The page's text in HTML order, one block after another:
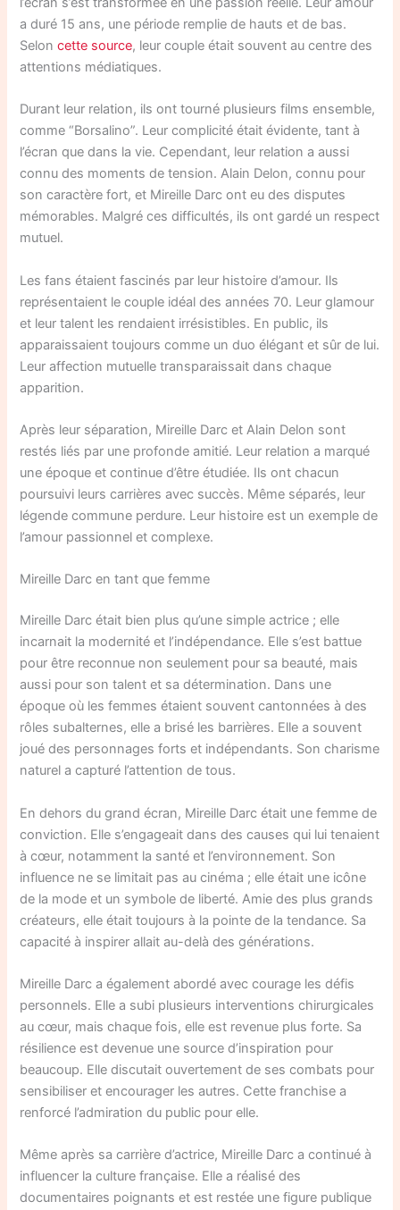
a duré 15 ans, une période remplie de hauts et de bas.
Seloncette source, leur couple était souvent au centre des
attentions médiatiques.
Durant leur relation, ils ont tourné plusieurs films ensemble,
comme “Borsalino”. Leur complicité était évidente, tant à
l’écran que dans la vie. Cependant, leur relation a aussi
connu des moments de tension. Alain Delon, connu pour
son caractère fort, et Mireille Darc ont eu des disputes
mémorables. Malgré ces difficultés, ils ont gardé un respect
mutuel.
Les fans étaient fascinés par leur histoire d’amour. Ils
représentaient le couple idéal des années 70. Leur glamour
et leur talent les rendaient irrésistibles. En public, ils
apparaissaient toujours comme un duo élégant et sûr de lui.
Leur affection mutuelle transparaissait dans chaque
apparition.
Après leur séparation, Mireille Darc et Alain Delon sont
restés liés par une profonde amitié. Leur relation a marqué
une époque et continue d’être étudiée. Ils ont chacun
poursuivi leurs carrières avec succès. Même séparés, leur
légende commune perdure. Leur histoire est un exemple de
l’amour passionnel et complexe.
Mireille Darc en tant que femme
Mireille Darc était bien plus qu’une simple actrice ; elle
incarnait la modernité et l’indépendance. Elle s’est battue
pour être reconnue non seulement pour sa beauté, mais
aussi pour son talent et sa détermination. Dans une
époque où les femmes étaient souvent cantonnées à des
rôles subalternes, elle a brisé les barrières. Elle a souvent
joué des personnages forts et indépendants. Son charisme
naturel a capturé l’attention de tous.
En dehors du grand écran, Mireille Darc était une femme de
conviction. Elle s’engageait dans des causes qui lui tenaient
à cœur, notamment la santé et l’environnement. Son
influence ne se limitait pas au cinéma ; elle était une icône
de la mode et un symbole de liberté. Amie des plus grands
créateurs, elle était toujours à la pointe de la tendance. Sa
capacité à inspirer allait au-delà des générations.
Mireille Darc a également abordé avec courage les défis
personnels. Elle a subi plusieurs interventions chirurgicales
au cœur, mais chaque fois, elle est revenue plus forte. Sa
résilience est devenue une source d’inspiration pour
beaucoup. Elle discutait ouvertement de ses combats pour
sensibiliser et encourager les autres. Cette franchise a
renforcé l’admiration du public pour elle.
Même après sa carrière d’actrice, Mireille Darc a continué à
influencer la culture française. Elle a réalisé des
documentaires poignants et est restée une figure publique